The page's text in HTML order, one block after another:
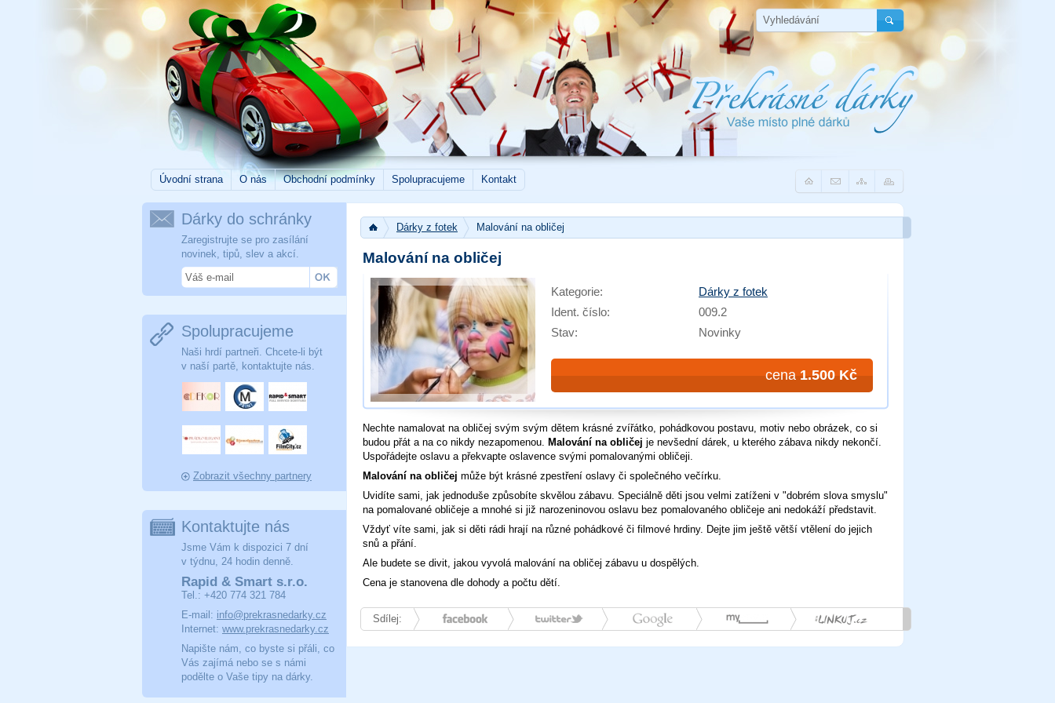
Úvodní strana O nás Obchodní podmínky Spolupracujeme Kontakt
ÚvodPřeposlat
e-mailem
MapaTisk
Dárky z fotek Malování na obličej
Malování na obličej
Kategorie:
Dárky z fotek
Ident. číslo:
009.2
Stav:
Novinky
cena1.500 Kč
Nechte namalovat na obličej svým svým dětem krásné zvířátko, pohádkovou postavu, motiv nebo obrázek, co si
budou přát a na co nikdy nezapomenou. Malování na obličej je nevšední dárek, u kterého zábava nikdy nekončí.
Uspořádejte oslavu a překvapte oslavence svými pomalovanými obličeji.
Malování na obličej může být krásné zpestření oslavy či společného večírku.
Uvidíte sami, jak jednoduše způsobíte skvělou zábavu. Speciálně děti jsou velmi zatíženi v "dobrém slova smyslu"
na pomalované obličeje a mnohé si již narozeninovou oslavu bez pomalovaného obličeje ani nedokáží představit.
Vždyť víte sami, jak si děti rádi hrají na různé pohádkové či filmové hrdiny. Dejte jim ještě větší vtělení do jejich
snů a přání.
Ale budete se divit, jakou vyvolá malování na obličej zábavu u dospělých.
Cena je stanovena dle dohody a počtu dětí.
Sdílej: Facebook Twitter Google myspace linkuj
Dárky do schránky
Zaregistrujte se pro zasílání
novinek, tipů, slev a akcí.
Spolupracujeme
Naši hrdí partneři. Chcete-li být
v naší partě, kontaktujte nás.
Zobrazit všechny partnery
Kontaktujte nás
Jsme Vám k dispozici 7 dní
v týdnu, 24 hodin denně.
Rapid & Smart s.r.o.
Tel.: +420 774 321 784
E-mail: info@prekrasnedarky.cz
Internet: www.prekrasnedarky.cz
Napište nám, co byste si přáli, co
Vás zajímá nebo se s námi
podělte o Vaše tipy na dárky.